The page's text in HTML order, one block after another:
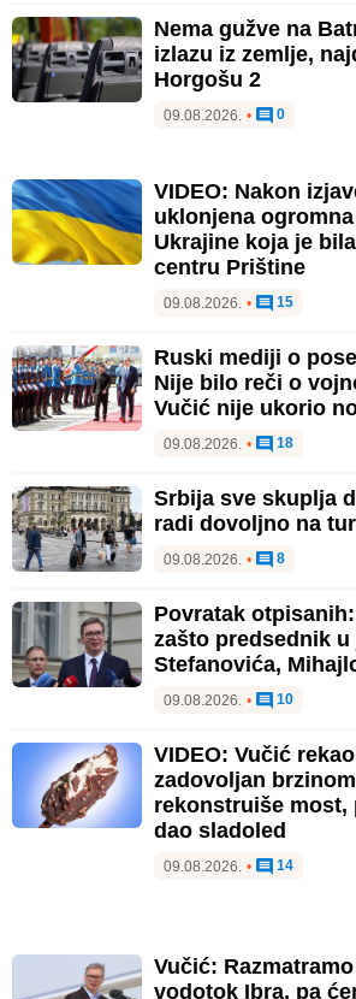
Nema gužve na
izlazu iz zemlje,
Horgošu 2
09.08.2026. • 0
VIDEO: Nakon
uklonjena
Ukrajine koja je
centru Prištine
09.08.2026. • 15
Ruski mediji o
Nije bilo reči o
Vučić nije ukorio
09.08.2026. • 18
Srbija sve skuplja
radi dovoljno na
09.08.2026. • 8
Povratak
zašto predsednik
Stefanovića,
09.08.2026. • 10
VIDEO: Vučić
zadovoljan
rekonstruiše most,
dao sladoled
09.08.2026. • 14
Vučić:
vodotok Ibra, pa